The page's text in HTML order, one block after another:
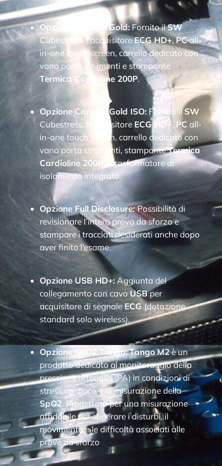
Opzione Carrello Gold:Fornito ilSW
Cubestress, l’acquisitoreECG HD+,PCall-
in-one touch screen, carrello dedicato con
vano porta strumenti e stampante
Termica Cardioline 200P.
Opzione Carrello Gold ISO: Fornito ilSW
Cubestress, l’acquisitore ECG HD+, PC all-
in-one touch screen, carrello dedicato con
vano porta strumenti, stampanteTermica
Cardioline 200P e trasformatore di
isolamento integrato.
Opzione Full Disclosure:Possibilità di
revisionare l’intera prova da sforzo e
stampare i tracciati desiderati anche dopo
aver finito l’esame.
Opzione USB HD+:Aggiunta del
collegamento con cavoUSBper
acquisitore di segnale ECG(dotazione
standard solo wireless).
Opzione SpO2 Tango:TangoM2è un
prodotto dedicato al monitoraggio della
pressione arteriosa (PA) in condizioni di
stress cardiaco e di misurazione della
SpO2. Progettato per una misurazione
affidabile per superare i disturbi, il
movimento e le difficoltà associati alle
prove da sforzo